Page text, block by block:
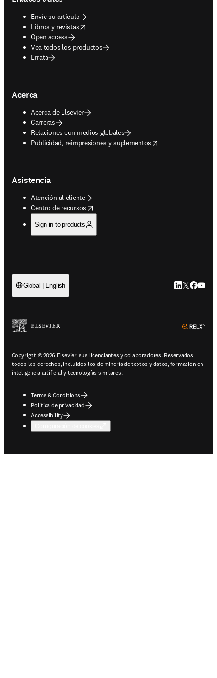
Envíe su artículo
Libros y revistas
opens in new tab/window
Open access
Vea todos los productos
Errata
Acerca
Acerca de Elsevier
Carreras
Relaciones con medios globales
Publicidad, reimpresiones y suplementos
opens in new tab/window
Asistencia
Atención al cliente
Centro de recursos
opens in new tab/window
Sign in to products
Global | English LinkedIn se
Twitter se
Copyright © 2026 Elsevier, sus licenciantes y colaboradores. Reservados
todos los derechos, incluidos los de minería de textos y datos, formación en
inteligencia artificial y tecnologías similares.
Terms & Conditions
Política de privacidad
Accessibility